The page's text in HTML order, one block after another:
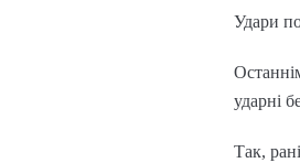
Удари
ударні
Так,